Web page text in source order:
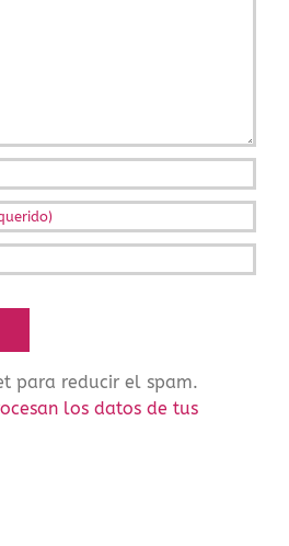
para reducir el spam.
los datos de tus